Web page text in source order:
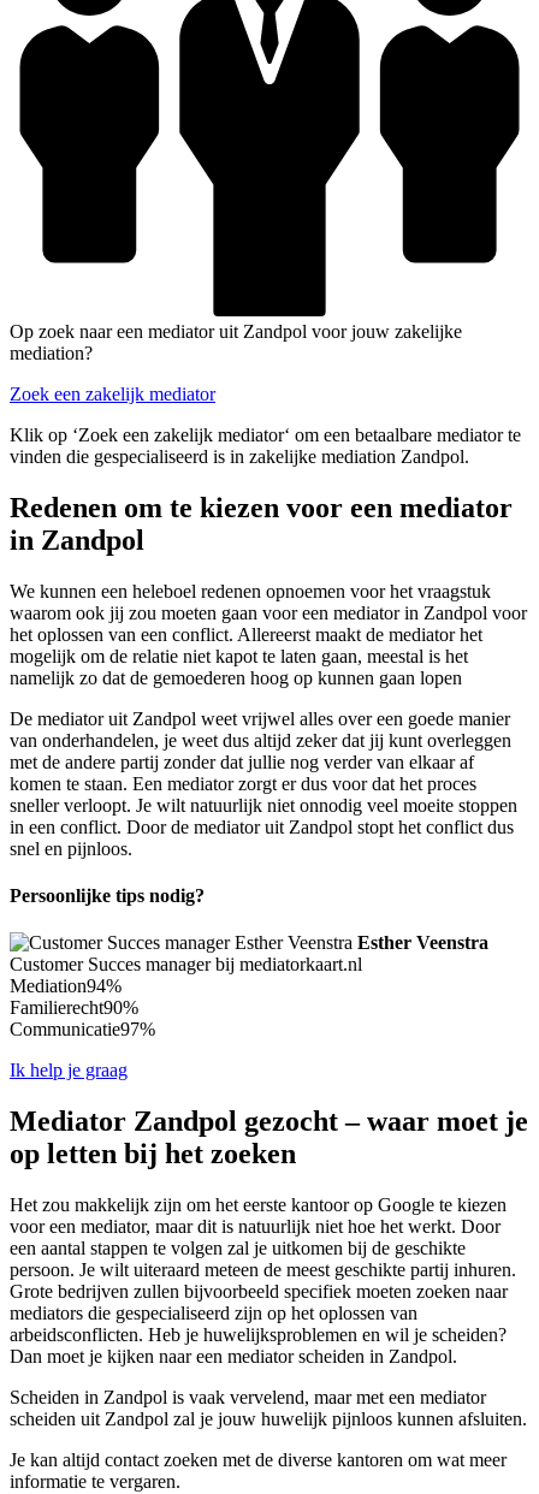
Op zoek naar een mediator uit Zandpol voor jouw zakelijke
mediation?
Zoek een zakelijk mediator
Klik op ‘Zoek een zakelijk mediator‘ om een betaalbare mediator te
vinden die gespecialiseerd is in zakelijke mediation Zandpol.
Redenen om te kiezen voor een mediator
in Zandpol
We kunnen een heleboel redenen opnoemen voor het vraagstuk
waarom ook jij zou moeten gaan voor een mediator in Zandpol voor
het oplossen van een conflict. Allereerst maakt de mediator het
mogelijk om de relatie niet kapot te laten gaan, meestal is het
namelijk zo dat de gemoederen hoog op kunnen gaan lopen
De mediator uit Zandpol weet vrijwel alles over een goede manier
van onderhandelen, je weet dus altijd zeker dat jij kunt overleggen
met de andere partij zonder dat jullie nog verder van elkaar af
komen te staan. Een mediator zorgt er dus voor dat het proces
sneller verloopt. Je wilt natuurlijk niet onnodig veel moeite stoppen
in een conflict. Door de mediator uit Zandpol stopt het conflict dus
snel en pijnloos.
Persoonlijke tips nodig?
Esther Veenstra
Customer Succes manager bij mediatorkaart.nl
Mediation94%
Familierecht90%
Communicatie97%
Ik help je graag
Mediator Zandpol gezocht – waar moet je
op letten bij het zoeken
Het zou makkelijk zijn om het eerste kantoor op Google te kiezen
voor een mediator, maar dit is natuurlijk niet hoe het werkt. Door
een aantal stappen te volgen zal je uitkomen bij de geschikte
persoon. Je wilt uiteraard meteen de meest geschikte partij inhuren.
Grote bedrijven zullen bijvoorbeeld specifiek moeten zoeken naar
mediators die gespecialiseerd zijn op het oplossen van
arbeidsconflicten. Heb je huwelijksproblemen en wil je scheiden?
Dan moet je kijken naar een mediator scheiden in Zandpol.
Scheiden in Zandpol is vaak vervelend, maar met een mediator
scheiden uit Zandpol zal je jouw huwelijk pijnloos kunnen afsluiten.
Je kan altijd contact zoeken met de diverse kantoren om wat meer
informatie te vergaren.